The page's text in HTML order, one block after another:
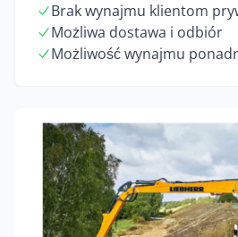
Brak wynajmu klientom
Możliwa dostawa i odbiór
Możliwość wynajmu